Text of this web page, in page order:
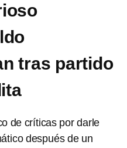
tras partido
de críticas por darle
después de un